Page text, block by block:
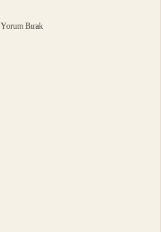
Yorum Bırak